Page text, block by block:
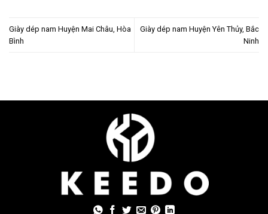
Giày dép nam Huyện Mai Châu, Hòa
Bình
Giày dép nam Huyện Yên Thủy, Bắc
Ninh